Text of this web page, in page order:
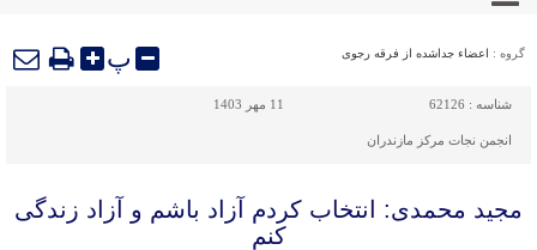
گروه : اعضاء جداشده از فرقه رجوی پ
شناسه : 62126 11 مهر 1403
انجمن نجات مرکز مازندران
مجید محمدی: انتخاب کردم آزاد باشم و آزاد زندگی
کنم